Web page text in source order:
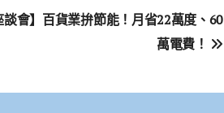
談會】百貨業拚節能！月省22萬度、60
萬電費！